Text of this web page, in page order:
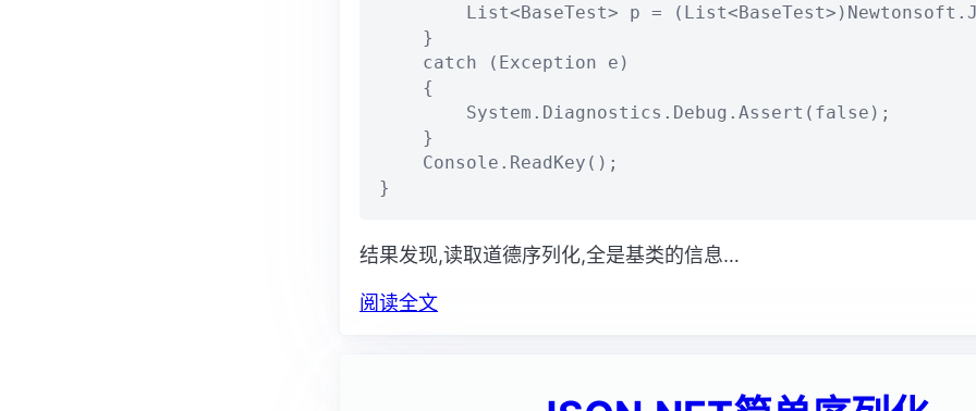
List<BaseTest> p =
    }
    catch (Exception e)
    {
        System.Diagnostics.Debug.Assert(false);
    }
    Console.ReadKey();
}
结果发现,读取道德序列化,全是基类的信息…
阅读全文